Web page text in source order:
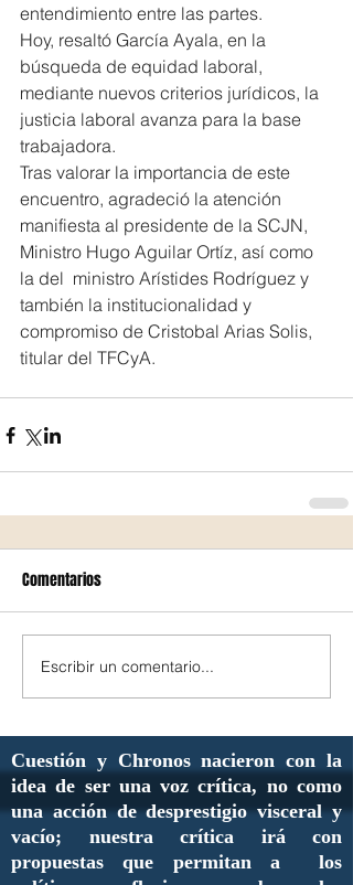
entendimiento entre las partes.
Hoy, resaltó García Ayala, en la
búsqueda de equidad laboral,
mediante nuevos criterios jurídicos, la
justicia laboral avanza para la base
trabajadora.
Tras valorar la importancia de este
encuentro, agradeció la atención
manifiesta al presidente de la SCJN,
Ministro Hugo Aguilar Ortíz, así como
la del  ministro Arístides Rodríguez y
también la institucionalidad y
compromiso de Cristobal Arias Solis,
titular del TFCyA.
Comentarios
Escribir un comentario...
Cuestión y Chronos nacieron con la
idea de ser una voz crítica, no como
una acción de desprestigio visceral y
vacío; nuestra crítica irá con
propuestas que permitan a los